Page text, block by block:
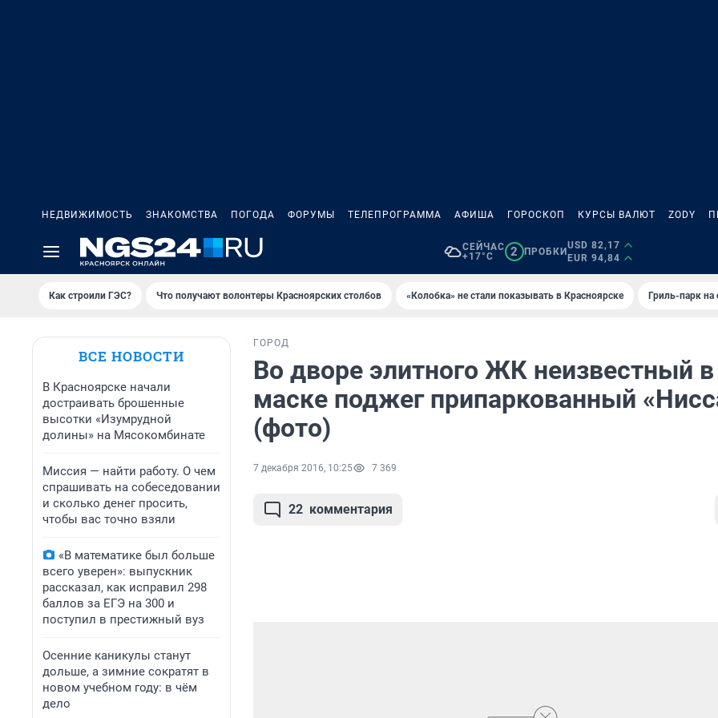
НЕДВИЖИМОСТЬ ЗНАКОМСТВА ПОГОДА ФОРУМЫ ТЕЛЕПРОГРАММА АФИША ГОРОСКОП КУРСЫ ВАЛЮТ ZODY
СЕЙЧАС
+17°C
2 ПРОБКИ
USD 82,17
EUR 94,84
Как строили ГЭС? Что получают волонтеры Красноярских столбов «Колобка» не стали показывать в Красноярске Гриль-парк на
ВСЕ НОВОСТИ
В Красноярске начали
достраивать брошенные
высотки «Изумрудной
долины» на Мясокомбинате
Миссия — найти работу. О чем
спрашивать на собеседовании
и сколько денег просить,
чтобы вас точно взяли
«В математике был больше
всего уверен»: выпускник
рассказал, как исправил 298
баллов за ЕГЭ на 300 и
поступил в престижный вуз
Осенние каникулы станут
дольше, а зимние сократят в
новом учебном году: в чём
дело
ГОРОД
Во дворе элитного ЖК неизвестный в
маске поджег припаркованный
(фото)
7 декабря 2016, 10:25 7 369
22 комментария